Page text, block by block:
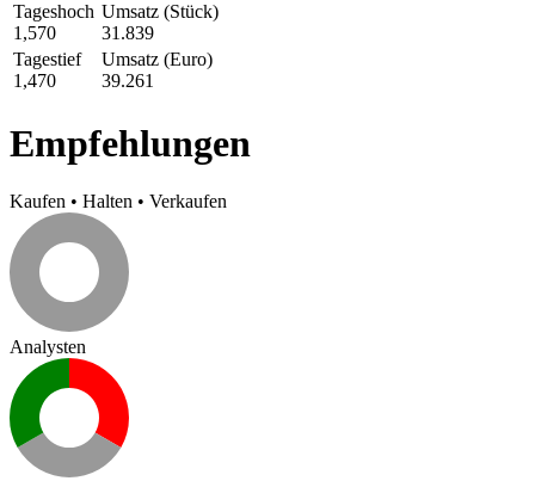
Tageshoch
1,570
Umsatz (Stück)
31.839
Tagestief
1,470
Umsatz (Euro)
39.261
Empfehlungen
Kaufen • Halten • Verkaufen
Analysten